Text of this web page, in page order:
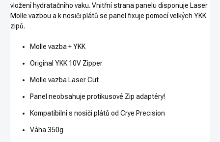
vložení hydratačního vaku. Vnitřní strana panelu disponuje Laser
Molle vazbou a k nosiči plátů se panel fixuje pomocí velkých YKK
zipů.
Molle vazba + YKK
Original YKK 10V Zipper
Molle vazba Laser Cut
Panel neobsahuje protikusové Zip adaptéry!
Kompatibilní s nosiči plátů od Crye Precision
Váha 350g